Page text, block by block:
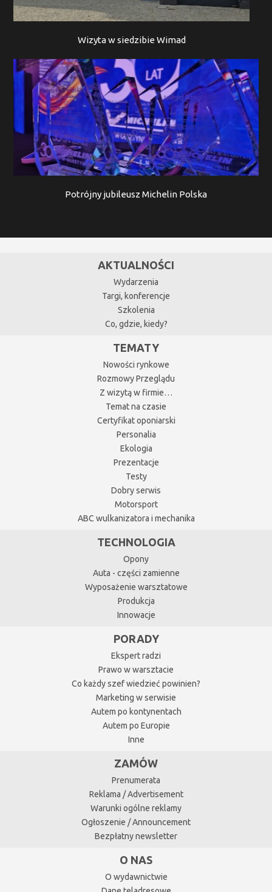
Wizyta w siedzibie Wimad
Potrójny jubileusz Michelin Polska
AKTUALNOŚCI
Wydarzenia
Targi, konferencje
Szkolenia
Co, gdzie, kiedy?
TEMATY
Nowości rynkowe
Rozmowy Przeglądu
Z wizytą w firmie…
Temat na czasie
Certyfikat oponiarski
Personalia
Ekologia
Prezentacje
Testy
Dobry serwis
Motorsport
ABC wulkanizatora i mechanika
TECHNOLOGIA
Opony
Auta - części zamienne
Wyposażenie warsztatowe
Produkcja
Innowacje
PORADY
Ekspert radzi
Prawo w warsztacie
Co każdy szef wiedzieć powinien?
Marketing w serwisie
Autem po kontynentach
Autem po Europie
Inne
ZAMÓW
Prenumerata
Reklama / Advertisement
Warunki ogólne reklamy
Ogłoszenie / Announcement
Bezpłatny newsletter
O NAS
O wydawnictwie